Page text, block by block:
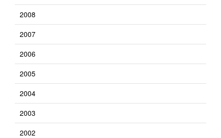
2008
2007
2006
2005
2004
2003
2002